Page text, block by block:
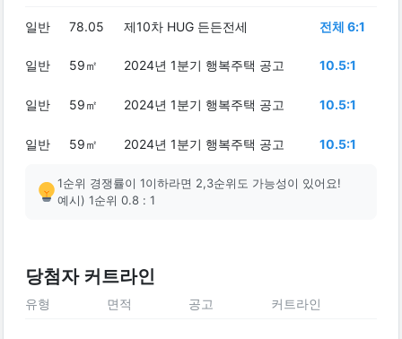
일반 78.05 제10차 HUG 든든전세 전체 6:1
일반 59㎡ 2024년 1분기 행복주택 공고 10.5:1
일반 59㎡ 2024년 1분기 행복주택 공고 10.5:1
일반 59㎡ 2024년 1분기 행복주택 공고 10.5:1
1순위 경쟁률이 1이하라면 2,3순위도 가능성이 있어요!
예시) 1순위 0.8 : 1
당첨자 커트라인
유형 면적 공고 커트라인